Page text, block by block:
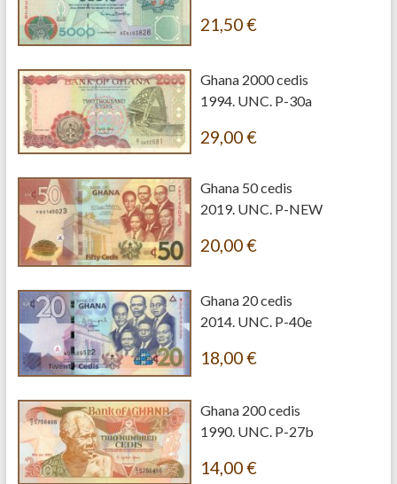
21,50€
Ghana 2000 cedis
1994. UNC. P-30a
29,00€
Ghana 50 cedis
2019. UNC. P-NEW
20,00€
Ghana 20 cedis
2014. UNC. P-40e
18,00€
Ghana 200 cedis
1990. UNC. P-27b
14,00€